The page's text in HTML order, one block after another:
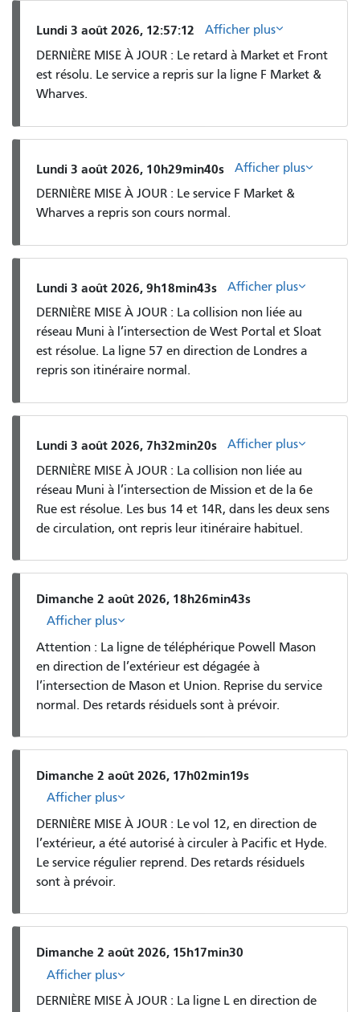
Lundi 3 août 2026, 12:57:12
Afficher plus
DERNIÈRE MISE À JOUR : Le retard à Market et Front
est résolu. Le service a repris sur la ligne F Market &
Wharves.
Lundi 3 août 2026, 10h29min40s
Afficher plus
DERNIÈRE MISE À JOUR : Le service F Market &
Wharves a repris son cours normal.
Lundi 3 août 2026, 9h18min43s
Afficher plus
DERNIÈRE MISE À JOUR : La collision non liée au
réseau Muni à l’intersection de West Portal et Sloat
est résolue. La ligne 57 en direction de Londres a
repris son itinéraire normal.
Lundi 3 août 2026, 7h32min20s
Afficher plus
DERNIÈRE MISE À JOUR : La collision non liée au
réseau Muni à l’intersection de Mission et de la 6e
Rue est résolue. Les bus 14 et 14R, dans les deux sens
de circulation, ont repris leur itinéraire habituel.
Dimanche 2 août 2026, 18h26min43s
Afficher plus
Attention : La ligne de téléphérique Powell Mason
en direction de l’extérieur est dégagée à
l’intersection de Mason et Union. Reprise du service
normal. Des retards résiduels sont à prévoir.
Dimanche 2 août 2026, 17h02min19s
Afficher plus
DERNIÈRE MISE À JOUR : Le vol 12, en direction de
l’extérieur, a été autorisé à circuler à Pacific et Hyde.
Le service régulier reprend. Des retards résiduels
sont à prévoir.
Dimanche 2 août 2026, 15h17min30
Afficher plus
DERNIÈRE MISE À JOUR : La ligne L en direction de